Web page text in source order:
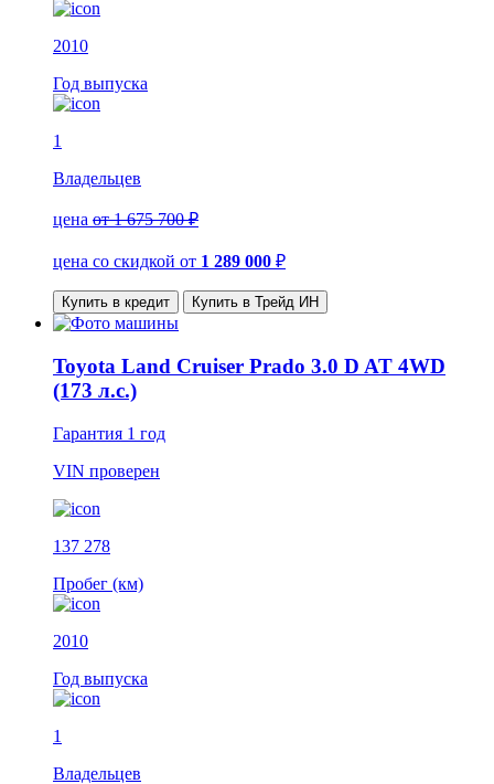
2010
Год выпуска
1
Владельцев
цена от 1 675 700 ₽
цена со скидкой от 1 289 000 ₽
Купить в кредит Купить в Трейд ИН
Toyota Land Cruiser Prado 3.0 D AT 4WD
(173 л.с.)
Гарантия 1 год
VIN проверен
137 278
Пробег (км)
2010
Год выпуска
1
Владельцев